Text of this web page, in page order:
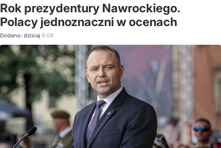
Rok prezydentury Nawrockiego.
Polacy jednoznaczni w ocenach
Dodano: dzisiaj 6:08